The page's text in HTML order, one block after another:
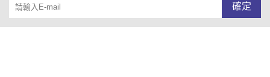
確定